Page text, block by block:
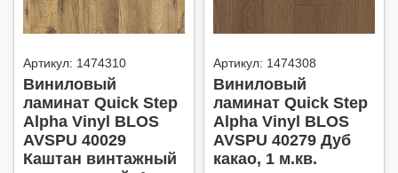
Артикул: 1474310
Виниловый
ламинат Quick Step
Alpha Vinyl BLOS
AVSPU 40029
Каштан винтажный
Артикул: 1474308
Виниловый
ламинат Quick Step
Alpha Vinyl BLOS
AVSPU 40279 Дуб
какао, 1 м.кв.